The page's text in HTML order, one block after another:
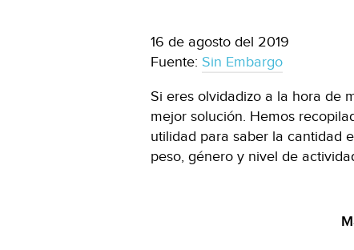
16 de agosto del 2019
Fuente: Sin Embargo
Si eres olvidadizo a la hora de
mejor solución. Hemos
utilidad para saber la cantidad
peso, género y nivel de